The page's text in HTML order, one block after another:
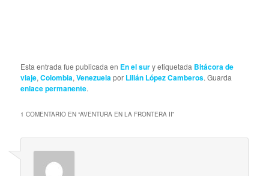
Esta entrada fue publicada en En el sury etiquetada Bitácora de
viaje,Colombia,Venezuelapor Lilián López Camberos. Guarda
enlace permanente.
1 COMENTARIO EN “AVENTURA EN LA FRONTERA II”